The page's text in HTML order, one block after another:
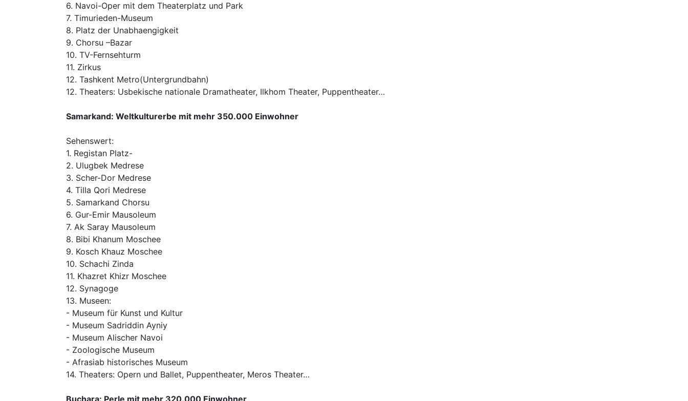
6. Navoi-Oper mit dem Theaterplatz und Park
7. Timurieden-Museum
8. Platz der Unabhaengigkeit
9. Chorsu –Bazar
10. TV-Fernsehturm
11. Zirkus
12. Tashkent Metro(Untergrundbahn)
12. Theaters: Usbekische nationale Dramatheater, Ilkhom Theater, Puppentheater…
Samarkand: Weltkulturerbe mit mehr 350.000 Einwohner
Sehenswert:
1. Registan Platz-
2. Ulugbek Medrese
3. Scher-Dor Medrese
4. Tilla Qori Medrese
5. Samarkand Chorsu
6. Gur-Emir Mausoleum
7. Ak Saray Mausoleum
8. Bibi Khanum Moschee
9. Kosch Khauz Moschee
10. Schachi Zinda
11. Khazret Khizr Moschee
12. Synagoge
13. Museen:
- Museum für Kunst und Kultur
- Museum Sadriddin Ayniy
- Museum Alischer Navoi
- Zoologische Museum
- Afrasiab historisches Museum
14. Theaters: Opern und Ballet, Puppentheater, Meros Theater…
Buchara: Perle mit mehr 320.000 Einwohner